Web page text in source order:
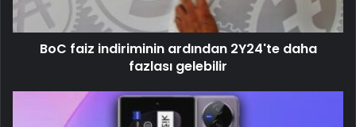
BoC faiz indiriminin ardından 2Y24'te daha
fazlası gelebilir